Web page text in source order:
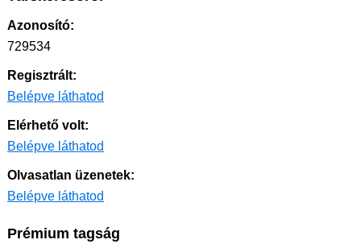
Azonosító:
729534
Regisztrált:
Belépve láthatod
Elérhető volt:
Belépve láthatod
Olvasatlan üzenetek:
Belépve láthatod
Prémium tagság